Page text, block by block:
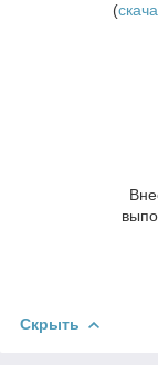
(
Скрыть